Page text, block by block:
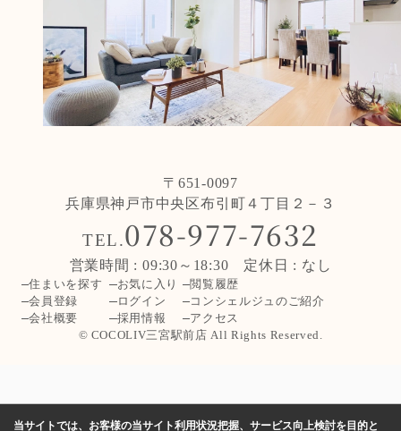
〒651-0097
兵庫県神戸市中央区布引町４丁目２－３
TEL.078-977-7632
営業時間 : 09:30～18:30 定休日 : なし
住まいを探す お気に入り
閲覧履歴
会員登録
ログイン
コンシェルジュのご紹介
会社概要
採用情報
アクセス
© COCOLIV三宮駅前店 All Rights Reserved.
当サイトでは、お客様の当サイト利用状況把握、サービス向上検討を目的と